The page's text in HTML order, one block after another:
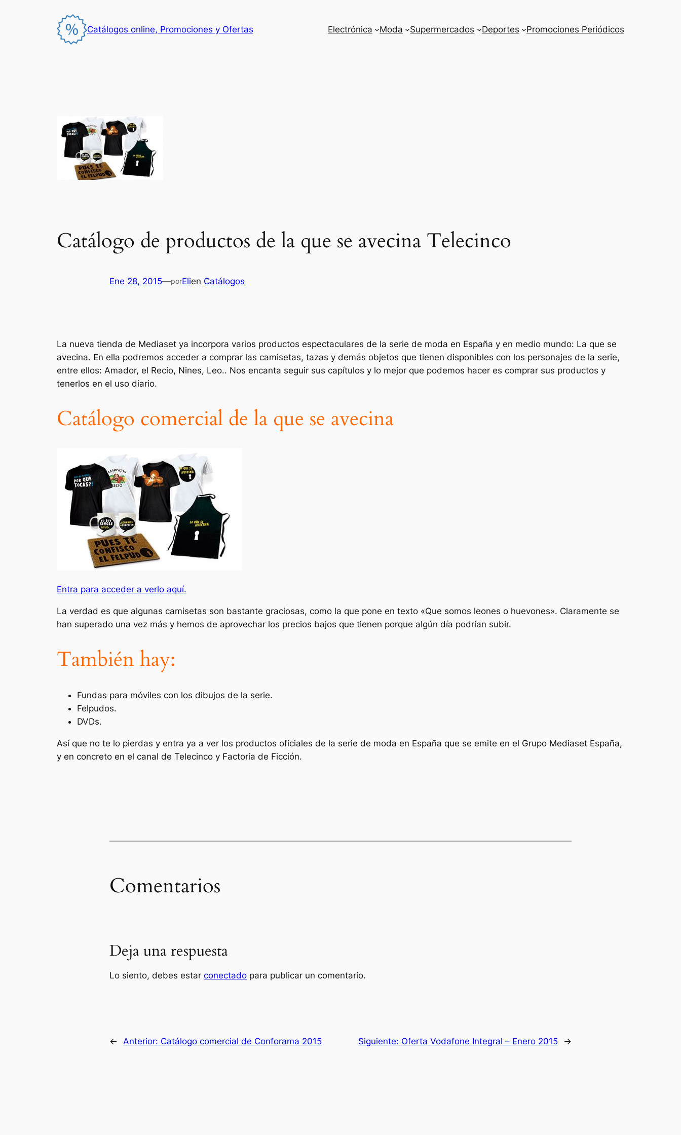
Catálogos online, Promociones y Ofertas Electrónica Moda Supermercados Deportes Promociones Periódicos
Catálogo de productos de la que se avecina Telecinco
Ene 28, 2015—porElien Catálogos
La nueva tienda de Mediaset ya incorpora varios productos espectaculares de la serie de moda en España y en medio mundo: La que se
avecina. En ella podremos acceder a comprar las camisetas, tazas y demás objetos que tienen disponibles con los personajes de la serie,
entre ellos: Amador, el Recio, Nines, Leo.. Nos encanta seguir sus capítulos y lo mejor que podemos hacer es comprar sus productos y
tenerlos en el uso diario.
Catálogo comercial de la que se avecina
Entra para acceder a verlo aquí.
La verdad es que algunas camisetas son bastante graciosas, como la que pone en texto «Que somos leones o huevones». Claramente se
han superado una vez más y hemos de aprovechar los precios bajos que tienen porque algún día podrían subir.
También hay:
Fundas para móviles con los dibujos de la serie.
Felpudos.
DVDs.
Así que no te lo pierdas y entra ya a ver los productos oficiales de la serie de moda en España que se emite en el Grupo Mediaset España,
y en concreto en el canal de Telecinco y Factoría de Ficción.
Comentarios
Deja una respuesta
Lo siento, debes estar conectado para publicar un comentario.
← Anterior: Catálogo comercial de Conforama 2015 Siguiente: Oferta Vodafone Integral – Enero 2015 →